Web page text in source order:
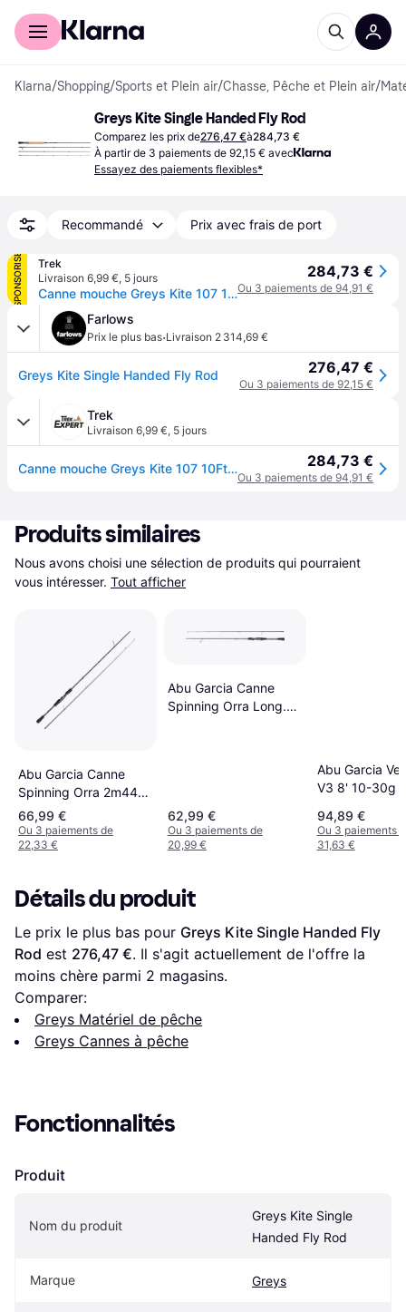
Acheter avec Klarna
Klarna/Shopping/Sports et Plein air/Chasse, Pêche et Plein air/
Greys Kite Single Handed Fly Rod
Comparez les prix de276,47 €à284,73 €
À partir de 3 paiements de 92,15 € avec
Essayez des paiements flexibles*
Recommandé Prix avec frais de port
SPONSORISÉ
Trek
Livraison 6,99 €, 5 jours
Canne mouche Greys Kite 107 10Ft (x4) - Noir
284,73 €
Ou 3 paiements de 94,91 €
Farlows
Prix le plus bas·Livraison 2 314,69 €
Greys Kite Single Handed Fly Rod 276,47 €
Ou 3 paiements de 92,15 €
Trek
Livraison 6,99 €, 5 jours
Canne mouche Greys Kite 107 10Ft (x4) - Noir 284,73 €
Ou 3 paiements de 94,91 €
Produits similaires
Nous avons choisi une sélection de produits qui pourraient
vous intéresser. Tout afficher
Abu Garcia Canne
Spinning Orra 2m44
Nombre de Brins 2
Poids 155g 7 28g
66,99 €
Ou 3 paiements de
22,33 €
Abu Garcia Canne
Spinning Orra Long.
62,99 €
Ou 3 paiements de
20,99 €
Abu Garcia
V3 8' 10-30g
94,89 €
Ou 3 paiements
31,63 €
Détails du produit
Le prix le plus bas pour Greys Kite Single Handed Fly
Rod est 276,47 €. Il s'agit actuellement de l'offre la
moins chère parmi 2 magasins.
Comparer:
Greys Matériel de pêche
Greys Cannes à pêche
Fonctionnalités
Produit
Nom du produit
Greys Kite Single
Handed Fly Rod
Marque Greys